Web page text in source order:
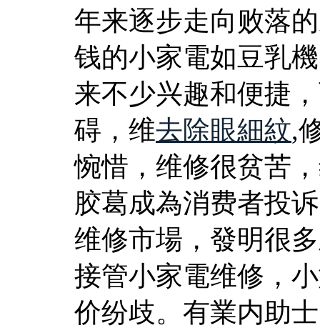
年来逐步走向败落
钱的小家電如豆乳
来不少兴趣和便捷
碍，维去除眼細紋,
惋惜，维修很贫苦
胶葛成為消费者投
维修市場，發明很
接管小家電维修，
价纷歧。有業内助